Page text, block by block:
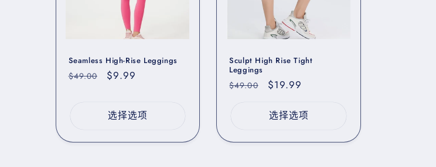
Seamless High-Rise Leggings
常
格
$49.00
促
$9.99
选择选项
Sculpt High Rise Tight
Leggings
常
$49.00
促
价
$19.99
选择选项